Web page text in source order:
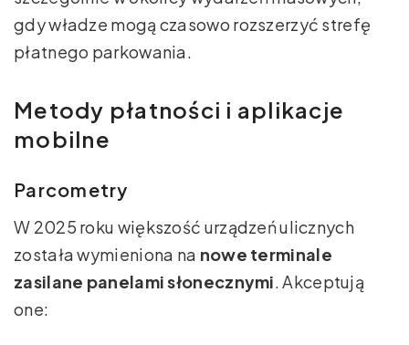
gdy władze mogą czasowo rozszerzyć strefę
płatnego parkowania.
Metody płatności i aplikacje
mobilne
Parcometry
W 2025 roku większość urządzeń ulicznych
została wymieniona na nowe terminale
zasilane panelami słonecznymi. Akceptują
one: